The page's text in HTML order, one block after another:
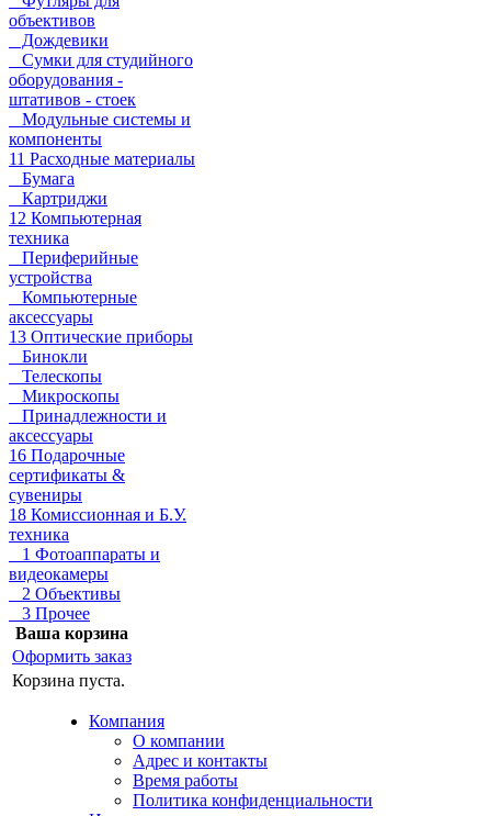
объективов
Дождевики
Сумки для студийного
оборудования -
штативов - стоек
Модульные системы и
компоненты
11 Расходные материалы
Бумага
Картриджи
12 Компьютерная
техника
Периферийные
устройства
Компьютерные
аксессуары
13 Оптические приборы
Бинокли
Телескопы
Микроскопы
Принадлежности и
аксессуары
16 Подарочные
сертификаты &
сувениры
18 Комиссионная и Б.У.
техника
1 Фотоаппараты и
видеокамеры
2 Объективы
3 Прочее
Ваша корзина
Оформить заказ
Корзина пуста.
Компания
О компании
Адрес и контакты
Время работы
Политика конфиденциальности